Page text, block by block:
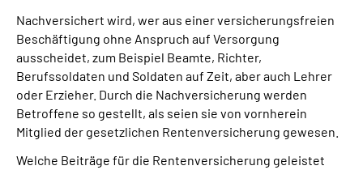
Mein Kundenportal
Nachversichert wird, wer aus einer versicherungsfreien
Beschäftigung ohne Anspruch auf Versorgung
ausscheidet, zum Beispiel Beamte, Richter,
Berufssoldaten und Soldaten auf Zeit, aber auch Lehrer
oder Erzieher. Durch die Nachversicherung werden
Betroffene so gestellt, als seien sie von vornherein
Mitglied der gesetzlichen Rentenversicherung gewesen.
Welche Beiträge für die Rentenversicherung geleistet